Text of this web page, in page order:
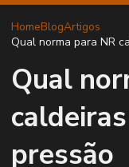
HomeBlogArtigos
Qual norma para NR
Qual
pressão